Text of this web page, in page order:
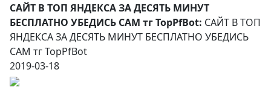
САЙТ В ТОП ЯНДЕКСА ЗА ДЕСЯТЬ МИНУТ
БЕСПЛАТНО УБЕДИСЬ САМ тг TopPfBot: САЙТ В ТОП
ЯНДЕКСА ЗА ДЕСЯТЬ МИНУТ БЕСПЛАТНО УБЕДИСЬ
САМ тг TopPfBot
2019-03-18